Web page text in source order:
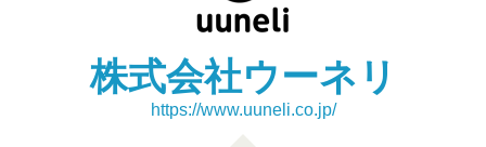
株式会社ウーネリ
https://www.uuneli.co.jp/